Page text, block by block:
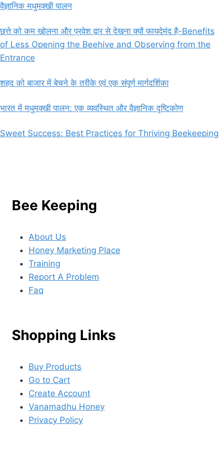
वैज्ञानिक मधुमक्खी पालन
छत्ते को कम खोलना और प्रवेश द्वार से देखना क्यों फायदेमंद है-Benefits
of Less Opening the Beehive and Observing from the
Entrance
शहद को बाजार में बेचने के तरीके एवं एक संपूर्ण मार्गदर्शिका
भारत में मधुमक्खी पालन: एक व्यवस्थित और वैज्ञानिक दृष्टिकोण
Sweet Success: Best Practices for Thriving Beekeeping
Bee Keeping
About Us
Honey Marketing Place
Training
Report A Problem
Faq
Shopping Links
Buy Products
Go to Cart
Create Account
Vanamadhu Honey
Privacy Policy